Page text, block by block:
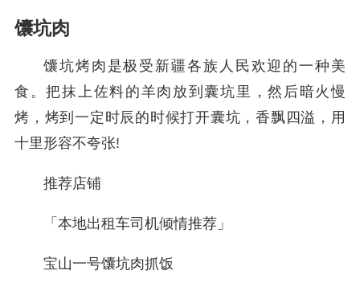
馕坑肉
馕坑烤肉是极受新疆各族人民欢迎的一种美
食。把抹上佐料的羊肉放到囊坑里，然后暗火慢
烤，烤到一定时辰的时候打开囊坑，香飘四溢，用
十里形容不夸张!
推荐店铺
「本地出租车司机倾情推荐」
宝山一号馕坑肉抓饭